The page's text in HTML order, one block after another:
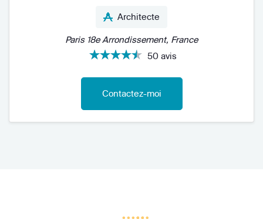
Architecte
Paris 18e Arrondissement, France
50 avis
Contactez-moi